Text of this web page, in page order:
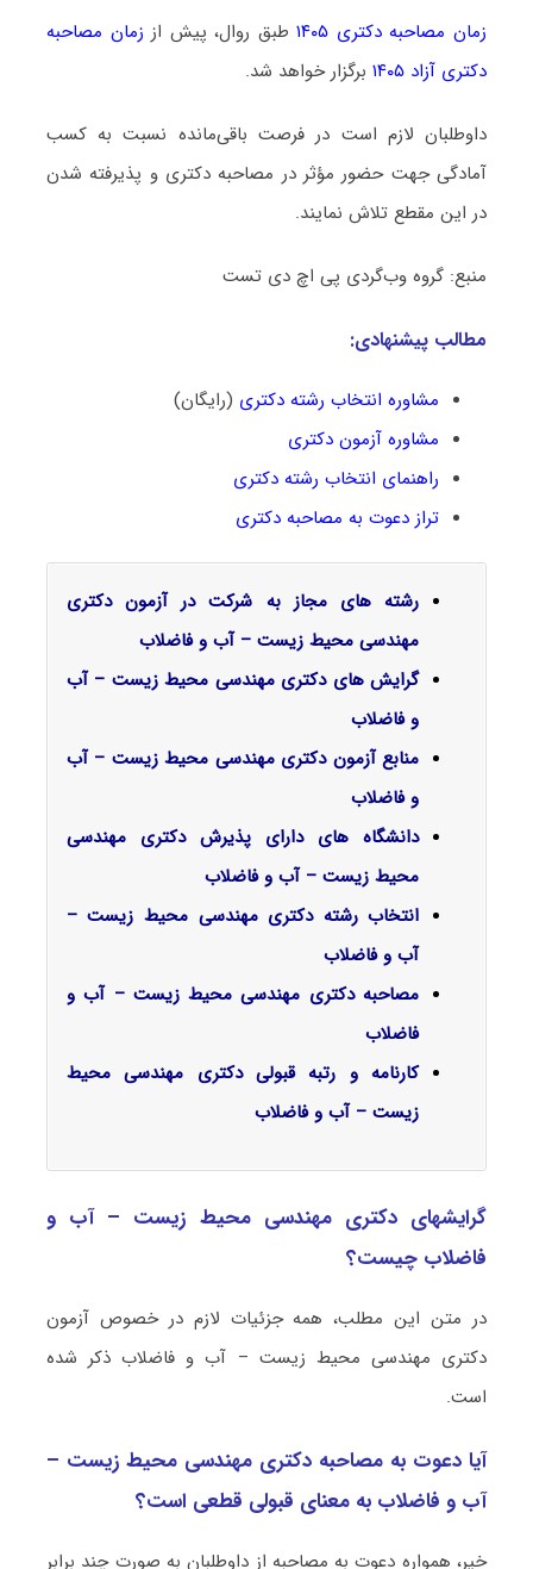
زمان مصاحبه دکتری ۱۴۰۵ طبق روال، پیش از زمان مصاحبه
دکتری آزاد ۱۴۰۵
برگزار خواهد شد.
داوطلبان لازم است در فرصت باقی‌مانده نسبت به کسب
آمادگی جهت حضور مؤثر در مصاحبه دکتری و پذیرفته شدن
در این مقطع تلاش نمایند.
منبع: گروه وب‌گردی پی اچ دی تست
مطالب پیشنهادی:
مشاوره انتخاب رشته دکتری (رایگان)
مشاوره آزمون دکتری
راهنمای انتخاب رشته دکتری
تراز دعوت به مصاحبه دکتری
رشته های مجاز به شرکت در آزمون دکتری
مهندسی محیط زیست – آب و فاضلاب
گرایش‌ های دکتری مهندسی محیط زیست – آب
و فاضلاب
منابع آزمون دکتری مهندسی محیط زیست – آب
و فاضلاب
دانشگاه های دارای پذیرش دکتری مهندسی
محیط زیست – آب و فاضلاب
انتخاب رشته دکتری مهندسی محیط زیست –
آب و فاضلاب
مصاحبه دکتری مهندسی محیط زیست – آب و
فاضلاب
کارنامه و رتبه قبولی دکتری مهندسی محیط
زیست – آب و فاضلاب
گرایشهای دکتری مهندسی محیط ‌زیست – آب و
فاضلاب چیست؟
در متن این مطلب، همه جزئیات لازم در خصوص آزمون
دکتری مهندسی محیط ‌زیست – آب و فاضلاب ذکر شده
است.
آیا دعوت به مصاحبه دکتری مهندسی محیط ‌زیست –
آب و فاضلاب به معنای قبولی قطعی است؟
خیر، همواره دعوت به مصاحبه از داوطلبان به صورت چند برابر